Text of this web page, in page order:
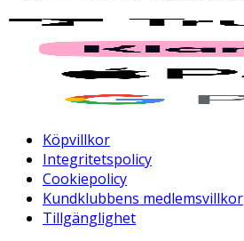
Köpvillkor
Integritetspolicy
Cookiepolicy
Kundklubbens medlemsvillkor
Tillgänglighet